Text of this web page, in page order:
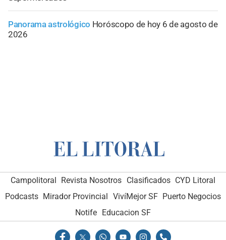
Panorama astrológico Horóscopo de hoy 6 de agosto de
2026
Campolitoral Revista Nosotros Clasificados CYD Litoral
Podcasts Mirador Provincial VivíMejor SF Puerto Negocios
Notife Educacion SF